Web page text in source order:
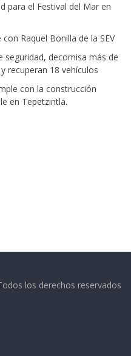
para el Festival del Mar en
Raquel Bonilla de la SEV
seguridad, decomisa más de
recuperan 18 vehículos
con la construcción
en Tepetzintla.
los derechos reservados